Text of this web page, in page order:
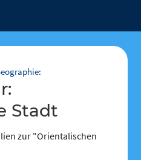
Stadt
zur "Orientalischen